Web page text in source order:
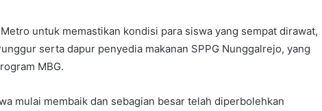
untuk memastikan kondisi para siswa yang sempat dirawat,
serta dapur penyedia makanan SPPG Nunggalrejo, yang
MBG.
mulai membaik dan sebagian besar telah diperbolehkan